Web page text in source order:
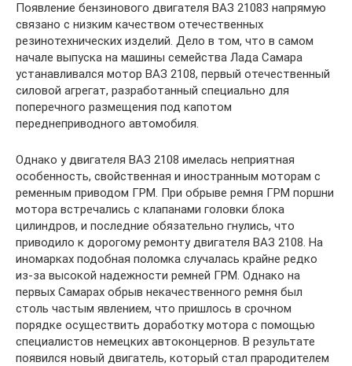
Появление бензинового двигателя ВАЗ 21083 напрямую
связано с низким качеством отечественных
резинотехнических изделий. Дело в том, что в самом
начале выпуска на машины семейства Лада Самара
устанавливался мотор ВАЗ 2108, первый отечественный
силовой агрегат, разработанный специально для
поперечного размещения под капотом
переднеприводного автомобиля.
Однако у двигателя ВАЗ 2108 имелась неприятная
особенность, свойственная и иностранным моторам с
ременным приводом ГРМ. При обрыве ремня ГРМ поршни
мотора встречались с клапанами головки блока
цилиндров, и последние обязательно гнулись, что
приводило к дорогому ремонту двигателя ВАЗ 2108. На
иномарках подобная поломка случалась крайне редко
из-за высокой надежности ремней ГРМ. Однако на
первых Самарах обрыв некачественного ремня был
столь частым явлением, что пришлось в срочном
порядке осуществить доработку мотора с помощью
специалистов немецких автоконцернов. В результате
появился новый двигатель, который стал прародителем